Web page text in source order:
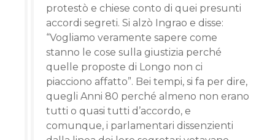
protestò e chiese conto di quei presunti
accordi segreti. Si alzò Ingrao e disse:
“Vogliamo veramente sapere come
stanno le cose sulla giustizia perché
quelle proposte di Longo non ci
piacciono affatto”. Bei tempi, si fa per dire,
quegli Anni 80 perché almeno non erano
tutti o quasi tutti d’accordo, e
comunque, i parlamentari dissenzienti